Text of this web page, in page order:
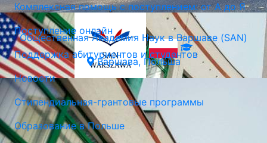
Общественная Академия Наук в Варшаве (SAN)
Варшава, Польша
Комплексная помощь с поступлением: от А до Я
Поступление онлайн
Поддержка абитуриентов и студентов
Новости
Стипендиальная-грантовые программы
Образование в Польше